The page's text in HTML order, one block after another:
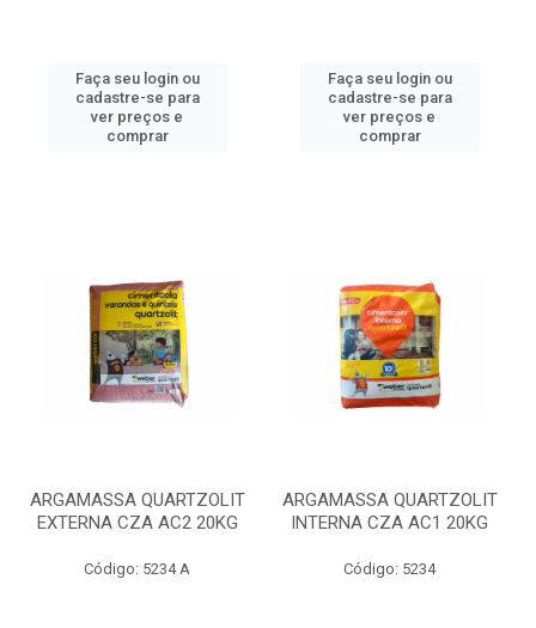
Faça seu login ou
cadastre-se para
ver preços e
comprar
Faça seu login ou
cadastre-se para
ver preços e
comprar
ARGAMASSA QUARTZOLIT
EXTERNA CZA AC2 20KG
Código: 5234 A
ARGAMASSA QUARTZOLIT
INTERNA CZA AC1 20KG
Código: 5234